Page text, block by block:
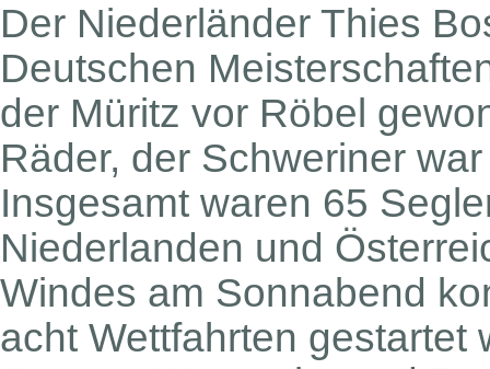
Der Niederländer Thies
Deutschen
der Müritz vor Röbel
Räder, der Schweriner
Insgesamt waren 65
Niederlanden und
Windes am Sonnabend
acht Wettfahrten gestartet